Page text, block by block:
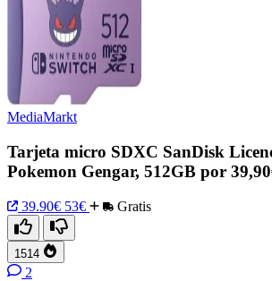
MediaMarkt
Tarjeta micro SDXC SanDisk
Pokemon Gengar, 512GB por
39.90€ 53€ Gratis
1514
2